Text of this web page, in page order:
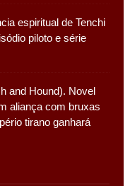
espiritual de Tenchi
piloto e série
and Hound). Novel
aliança com bruxas
tirano ganhará